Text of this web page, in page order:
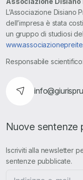
L’Associazione Disiano
dell’impresa è stata
un gruppo di studiosi
Responsabile scientifico:
Nuove sentenze
Iscriviti alla newsletter
sentenze pubblicate.